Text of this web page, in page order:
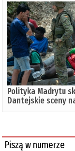
Polityka Madrytu
Dantejskie sceny
Piszą w numerze